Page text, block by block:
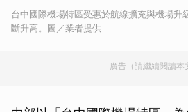
台中國際機場特區受惠於航線擴充與機場升
斷升高。圖／業者提供
廣告（請繼續閱讀本